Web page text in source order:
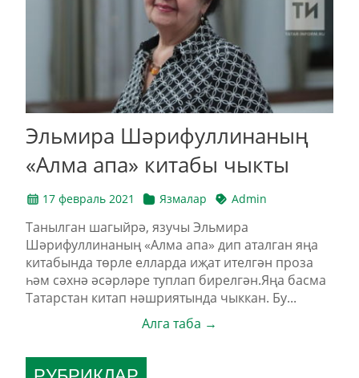
Эльмира Шәрифуллинаның
«Алма апа» китабы чыкты
17 февраль 2021 Язмалар Admin
Танылган шагыйрә, язучы Эльмира
Шәрифуллинаның «Алма апа» дип аталган яңа
китабында төрле елларда иҗат ителгән проза
һәм сәхнә әсәрләре туплап бирелгән.Яңа басма
Татарстан китап нәшриятында чыккан. Бу...
Алга таба →